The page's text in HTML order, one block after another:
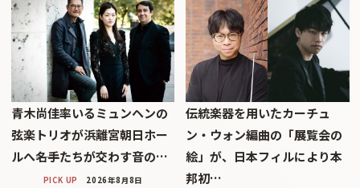
青木尚佳率いるミュンヘンの
弦楽トリオが浜離宮朝日ホー
ルへ――名手たちが交わす音の…
PICK UP 2026年8月8日
伝統楽器を用いたカーチュ
ン・ウォン編曲の「展覧会の
絵」が、日本フィルにより本
邦初…